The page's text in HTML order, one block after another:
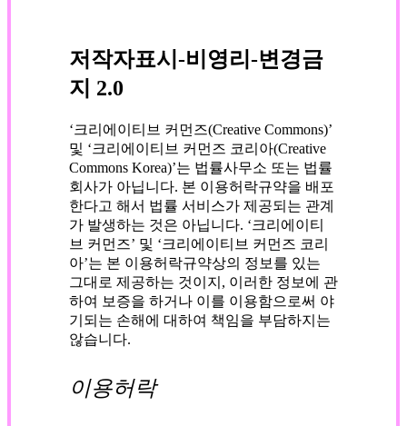
저작자표시-비영리-변경금
지 2.0
‘크리에이티브 커먼즈(Creative Commons)’
및 ‘크리에이티브 커먼즈 코리아(Creative
Commons Korea)’는 법률사무소 또는 법률
회사가 아닙니다. 본 이용허락규약을 배포
한다고 해서 법률 서비스가 제공되는 관계
가 발생하는 것은 아닙니다. ‘크리에이티
브 커먼즈’ 및 ‘크리에이티브 커먼즈 코리
아’는 본 이용허락규약상의 정보를 있는
그대로 제공하는 것이지, 이러한 정보에 관
하여 보증을 하거나 이를 이용함으로써 야
기되는 손해에 대하여 책임을 부담하지는
않습니다.
이용허락